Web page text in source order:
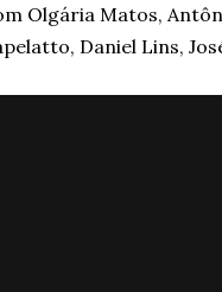
Olgária Matos,
Daniel Lins,